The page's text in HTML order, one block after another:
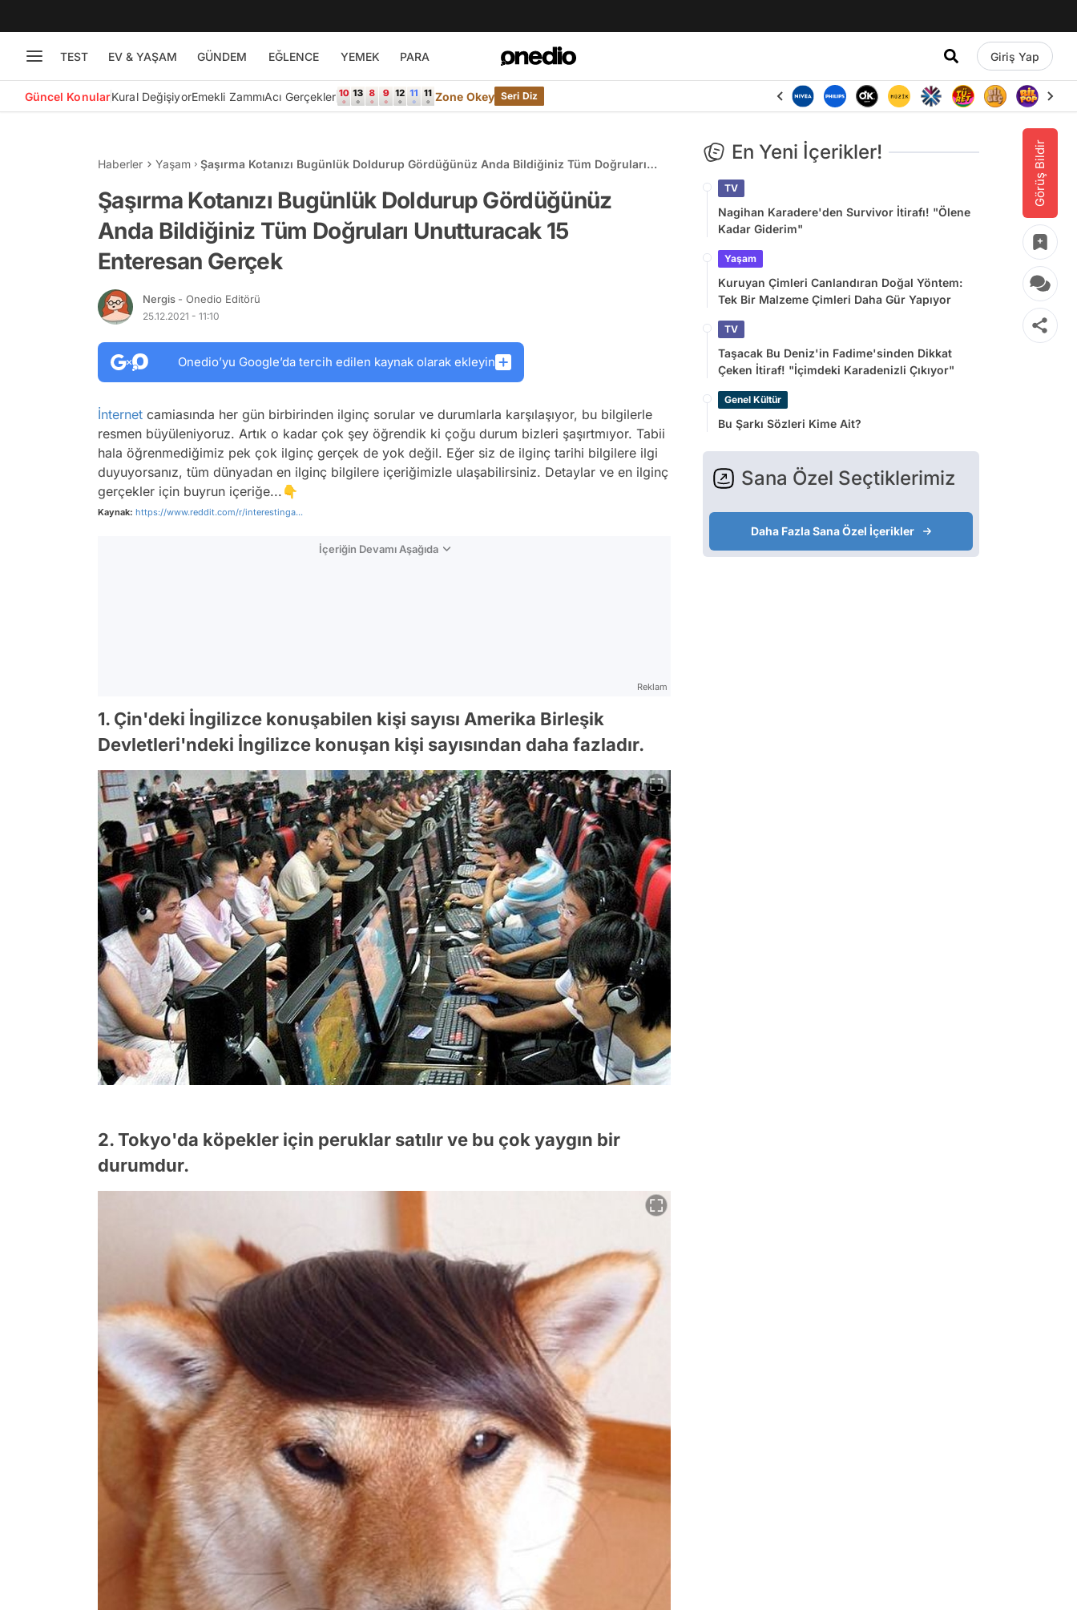
TEST EV & YAŞAM GÜNDEM EĞLENCE YEMEK PARA Giriş Yap
Güncel KonularKural DeğişiyorEmekli ZammıAcı Gerçekler Zone Okey Seri Diz
Görüş Bildir
Haberler Yaşam
Şaşırma Kotanızı Bugünlük Doldurup Gördüğünüz Anda Bildiğiniz Tüm Doğruları
Şaşırma Kotanızı Bugünlük Doldurup Gördüğünüz
Anda Bildiğiniz Tüm Doğruları Unutturacak 15
Enteresan Gerçek
Nergis - Onedio Editörü
25.12.2021 - 11:10
Onedio’yu Google’da tercih edilen kaynak olarak ekleyin
İnternet camiasında her gün birbirinden ilginç sorular ve durumlarla karşılaşıyor, bu bilgilerle
resmen büyüleniyoruz. Artık o kadar çok şey öğrendik ki çoğu durum bizleri şaşırtmıyor. Tabii
hala öğrenmediğimiz pek çok ilginç gerçek de yok değil. Eğer siz de ilginç tarihi bilgilere ilgi
duyuyorsanız, tüm dünyadan en ilginç bilgilere içeriğimizle ulaşabilirsiniz. Detaylar ve en ilginç
gerçekler için buyrun içeriğe...👇
Kaynak: https://www.reddit.com/r/interestinga...
İçeriğin Devamı Aşağıda
Reklam
1. Çin'deki İngilizce konuşabilen kişi sayısı Amerika Birleşik
Devletleri'ndeki İngilizce konuşan kişi sayısından daha fazladır.
2. Tokyo'da köpekler için peruklar satılır ve bu çok yaygın bir
durumdur.
En Yeni İçerikler!
TV
Nagihan Karadere'den Survivor İtirafı! "Ölene
Kadar Giderim"
Yaşam
Kuruyan Çimleri Canlandıran Doğal Yöntem:
Tek Bir Malzeme Çimleri Daha Gür Yapıyor
TV
Taşacak Bu Deniz'in Fadime'sinden Dikkat
Çeken İtiraf! "İçimdeki Karadenizli Çıkıyor"
Genel Kültür
Bu Şarkı Sözleri Kime Ait?
Sana Özel Seçtiklerimiz
Daha Fazla Sana Özel İçerikler